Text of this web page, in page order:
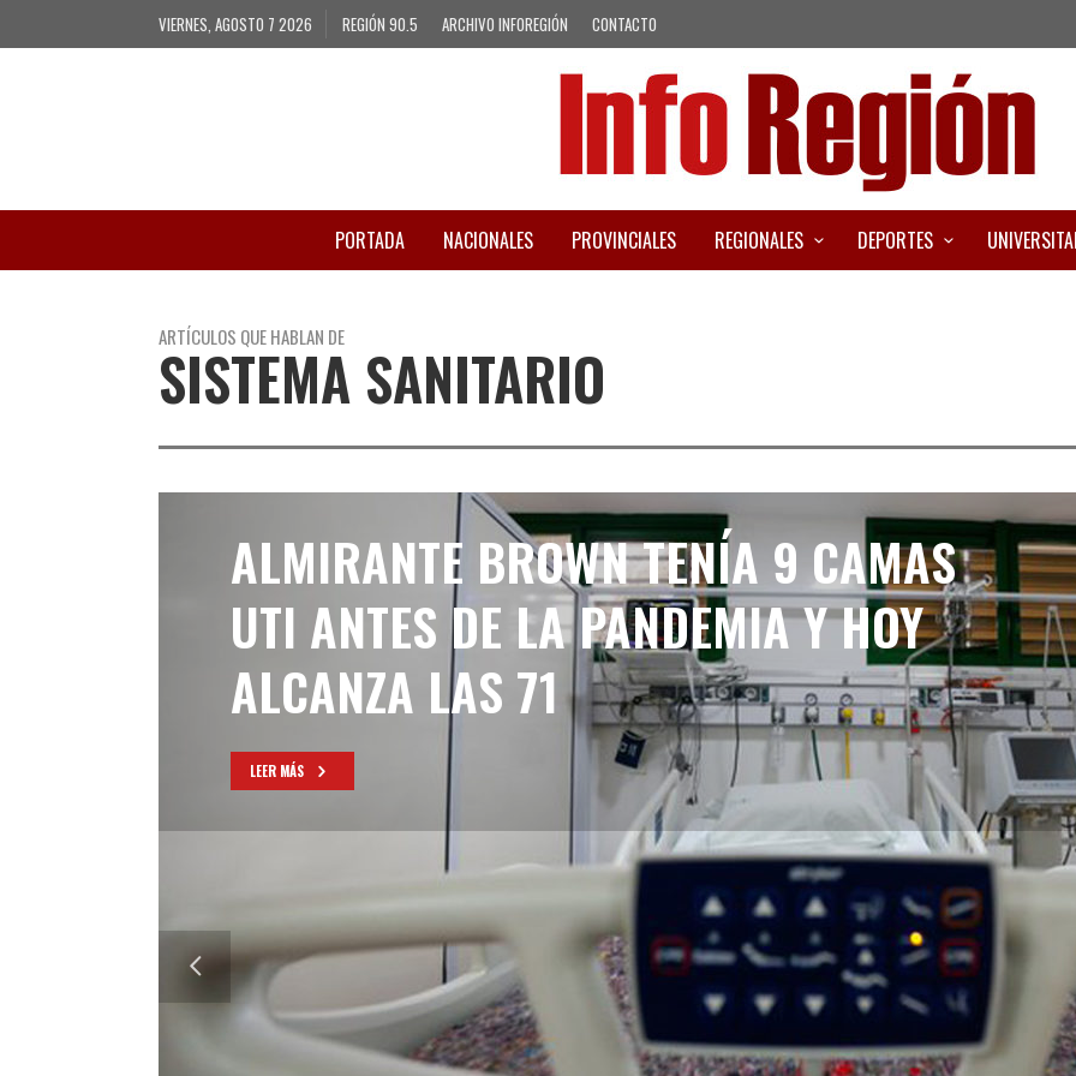
VIERNES, AGOSTO 7 2026 REGIÓN 90.5 ARCHIVO INFOREGIÓN CONTACTO
PORTADA NACIONALES PROVINCIALES REGIONALES DEPORTES
ARTÍCULOS QUE HABLAN DE
SISTEMA SANITARIO
ALMIRANTE BROWN TENÍA 9 CAMAS
UTI ANTES DE LA PANDEMIA Y HOY
ALCANZA LAS 71
LEER MÁS